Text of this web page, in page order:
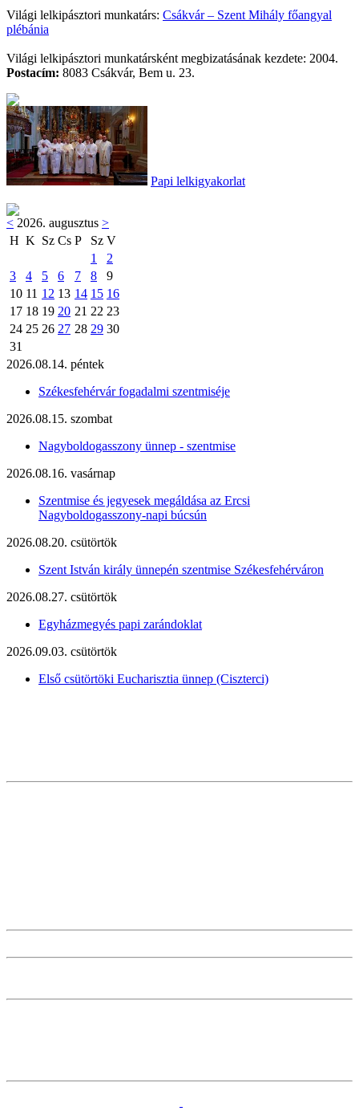
Világi lelkipásztori munkatárs: Csákvár – Szent Mihály főangyal
plébánia
Világi lelkipásztori munkatársként megbizatásának kezdete: 2004.
Postacím: 8083 Csákvár, Bem u. 23.
Papi lelkigyakorlat
< 2026. augusztus >
H K Sz Cs P Sz V
1
2
3
4 5 6 7 8
9
10 11 12 13 14 15 16
17 18 19 20 21 22 23
24 25 26 27 28 29 30
31
2026.08.14. péntek
Székesfehérvár fogadalmi szentmiséje
2026.08.15. szombat
Nagyboldogasszony ünnep - szentmise
2026.08.16. vasárnap
Szentmise és jegyesek megáldása az Ercsi
Nagyboldogasszony-napi búcsún
2026.08.20. csütörtök
Szent István király ünnepén szentmise Székesfehérváron
2026.08.27. csütörtök
Egyházmegyés papi zarándoklat
2026.09.03. csütörtök
Első csütörtöki Eucharisztia ünnep (Ciszterci)